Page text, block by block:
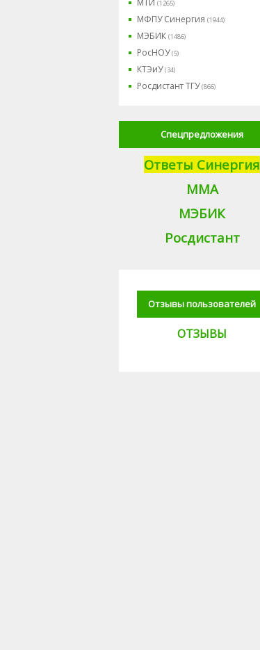
МТИ (1265)
МФПУ Синергия (1944)
МЭБИК (1486)
РосНОУ(5)
КТЭиУ(34)
Росдистант ТГУ(866)
Спецпредложения
Ответы Синергия
ММА
МЭБИК
Росдистант
Отзывы пользователей
ОТЗЫВЫ